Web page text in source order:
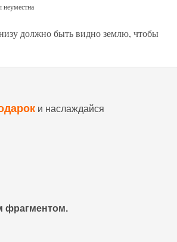
неуместна
должно быть видно землю, чтобы
и наслаждайся
фрагментом.